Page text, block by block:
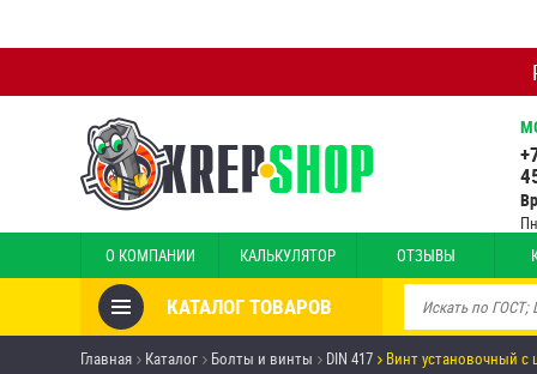
О КОМПАНИИ КАЛЬКУЛЯТОР ОТЗЫВЫ
КАТАЛОГ ТОВАРОВ
Товары со скидкой
Главная Каталог Болты и винты DIN 417 Винт установочный